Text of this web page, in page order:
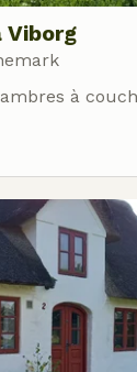
Viborg
à